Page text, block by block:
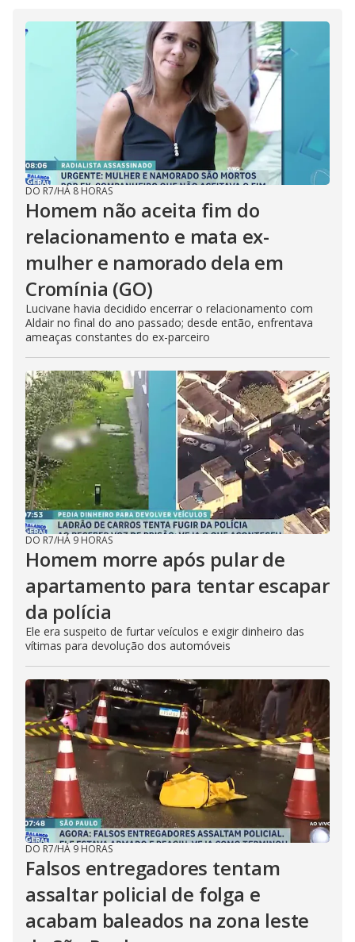
DO R7/HÁ 8 HORAS
Homem não aceita fim do
relacionamento e mata ex-
mulher e namorado dela em
Cromínia (GO)
Lucivane havia decidido encerrar o relacionamento com
Aldair no final do ano passado; desde então, enfrentava
ameaças constantes do ex-parceiro
DO R7/HÁ 9 HORAS
Homem morre após pular de
apartamento para tentar escapar
da polícia
Ele era suspeito de furtar veículos e exigir dinheiro das
vítimas para devolução dos automóveis
DO R7/HÁ 9 HORAS
Falsos entregadores tentam
assaltar policial de folga e
acabam baleados na zona leste